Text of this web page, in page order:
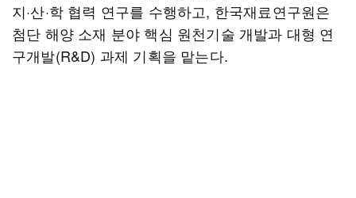
지·산·학 협력 연구를 수행하고, 한국재료연구원은
첨단 해양 소재 분야 핵심 원천기술 개발과 대형 연
구개발(R&D) 과제 기획을 맡는다.